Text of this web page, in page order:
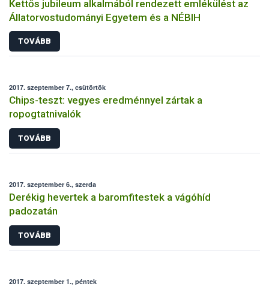
Kettős jubileum alkalmából rendezett emlékülést az
Állatorvostudományi Egyetem és a NÉBIH
TOVÁBB
2017. szeptember 7., csütörtök
Chips-teszt: vegyes eredménnyel zártak a
ropogtatnivalók
TOVÁBB
2017. szeptember 6., szerda
Derékig hevertek a baromfitestek a vágóhíd
padozatán
TOVÁBB
2017. szeptember 1., péntek